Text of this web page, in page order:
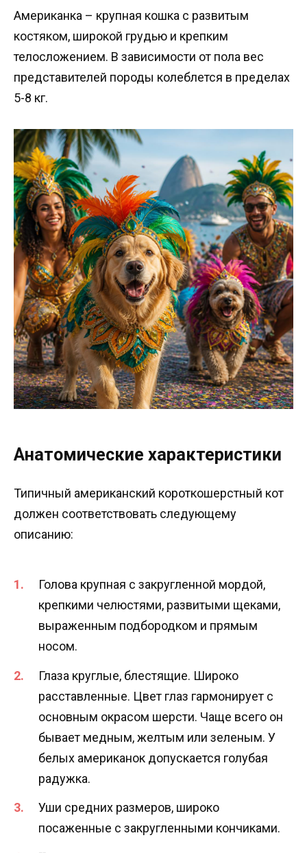
Американка – крупная кошка с развитым
костяком, широкой грудью и крепким
телосложением. В зависимости от пола вес
представителей породы колеблется в пределах
5-8 кг.
Анатомические характеристики
Типичный американский короткошерстный кот
должен соответствовать следующему
описанию:
Голова крупная с закругленной мордой,
крепкими челюстями, развитыми щеками,
выраженным подбородком и прямым
носом.
Глаза круглые, блестящие. Широко
расставленные. Цвет глаз гармонирует с
основным окрасом шерсти. Чаще всего он
бывает медным, желтым или зеленым. У
белых американок допускается голубая
радужка.
Уши средних размеров, широко
посаженные с закругленными кончиками.